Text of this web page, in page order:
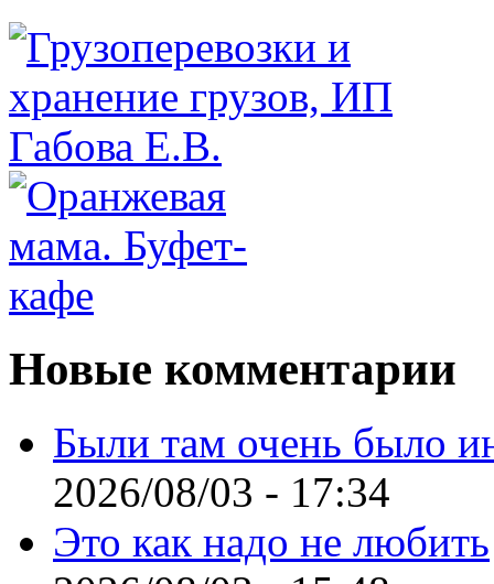
Новые комментарии
Были там очень было
2026/08/03 - 17:34
Это как надо не любить